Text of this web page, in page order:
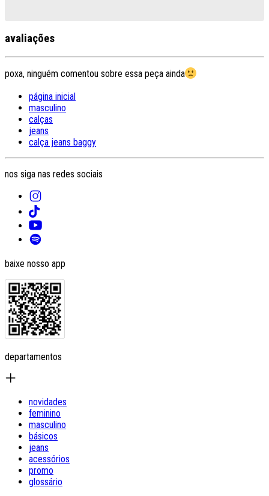
avaliações
poxa, ninguém comentou sobre essa peça ainda
página inicial
masculino
calças
jeans
calça jeans baggy
nos siga nas redes sociais
baixe nosso app
departamentos
novidades
feminino
masculino
básicos
jeans
acessórios
promo
glossário